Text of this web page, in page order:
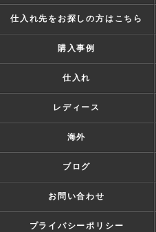
仕入れ先をお探しの方はこちら
購入事例
仕入れ
レディース
海外
ブログ
お問い合わせ
プライバシーポリシー